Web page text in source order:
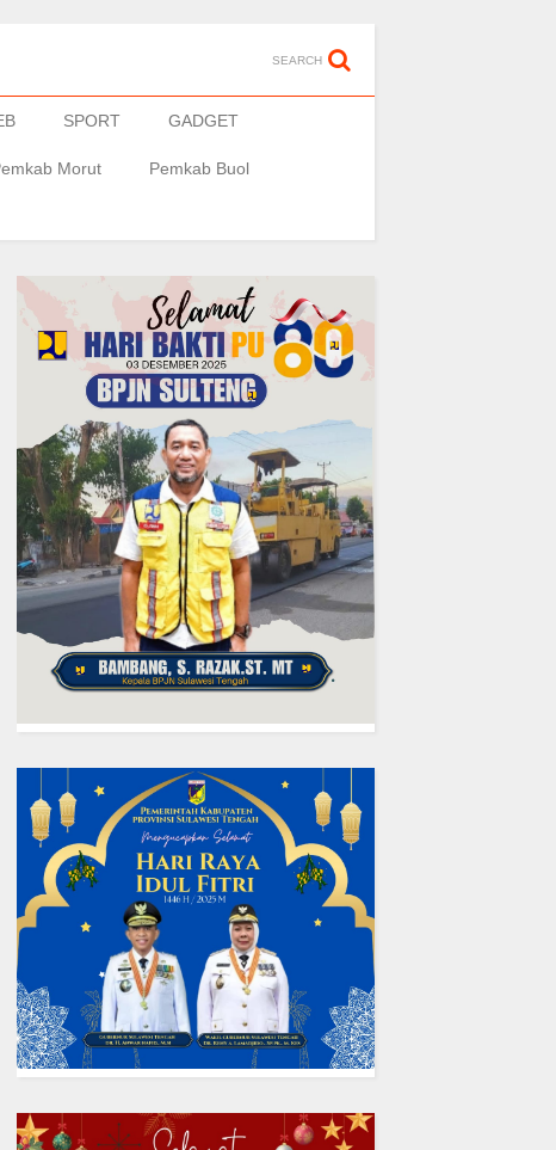
SEARCH
SPORT GADGET
Morut Pemkab Buol